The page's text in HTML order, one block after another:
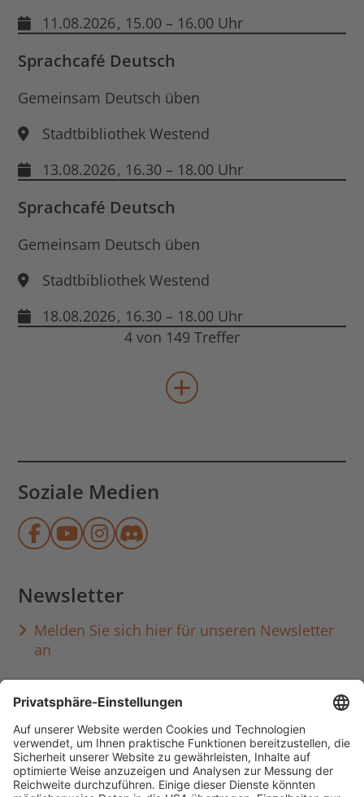
11.08.2026, 15.00 – 16.00 Uhr
Sprachcafé Deutsch
Gemeinsam Deutsch üben
Stadtbibliothek Westend
13.08.2026, 16.30 – 18.00 Uhr
Sprachcafé Deutsch
Gemeinsam Deutsch üben
Stadtbibliothek Westend
18.08.2026, 16.30 – 18.00 Uhr
4 von 149 Treffer
mehr Veranstaltungen
Soziale Medien
Münchner Stadtbibliothek auf
Münchner Stadtbibliothek auf
Münchner Stadtbibliothek
Münchner
Newsletter
Melden Sie sich hier für unseren Newsletter
an
Häufig aufgerufen
Standorte & Öffnungszeiten
anmelden & ausleihen